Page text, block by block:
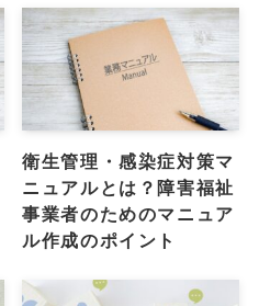
衛生管理・感染症対策マ
ニュアルとは？障害福祉
事業者のためのマニュア
ル作成のポイント